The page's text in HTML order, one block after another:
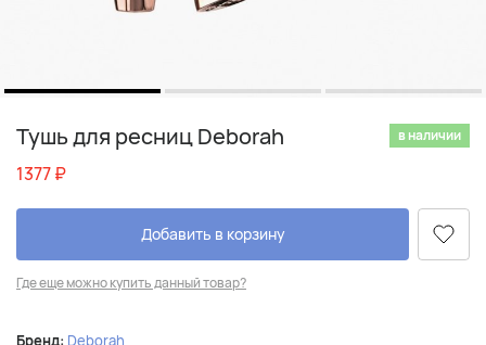
Тушь для ресниц Deborah в наличии
1377₽
Добавить в корзину
Где еще можно купить данный товар?
Бренд: Deborah